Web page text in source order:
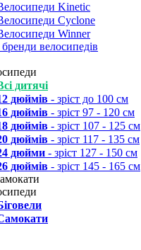
Kinetic
Cyclone
Winner
бренди велосипедів
дитячі
дюймів - зріст до 100 см
дюймів - зріст 97 - 120 см
дюймів - зріст 107 - 125 см
дюймів - зріст 117 - 135 см
дюйми - зріст 127 - 150 см
дюймів - зріст 145 - 165 см